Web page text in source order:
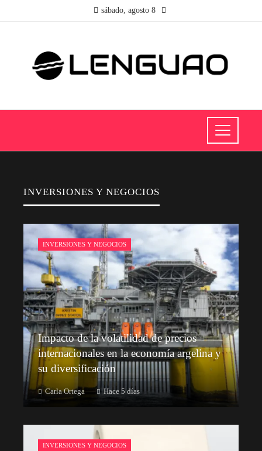
sábado, agosto 8
INVERSIONES Y NEGOCIOS
INVERSIONES Y NEGOCIOS
Impacto de la volatilidad de precios
internacionales en la economía argelina y
su diversificación
Carla Ortega Hace 5 días
INVERSIONES Y NEGOCIOS